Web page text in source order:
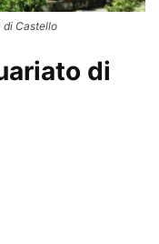
di Castello
di